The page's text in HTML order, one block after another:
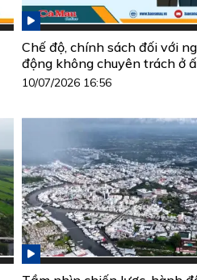
Chế độ, chính sách đối với
động không chuyên trách ở
10/07/2026 16:56